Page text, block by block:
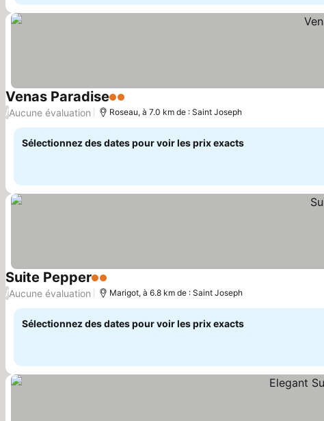
Venas Paradise2 Étoiles
/Aucune évaluation Roseau, à 7.0 km de : Saint Joseph
Sélectionnez des dates pour voir les prix exacts
Suite Pepper2 Étoiles
/Aucune évaluation Marigot, à 6.8 km de : Saint Joseph
Sélectionnez des dates pour voir les prix exacts